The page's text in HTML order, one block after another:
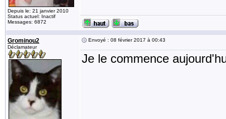
Depuis le: 21 janvier 2010
Status actuel: Inactif
Messages: 6872
Grominou2
Déclamateur
Envoyé : 08 février 2017 à 00:43
Je le commence